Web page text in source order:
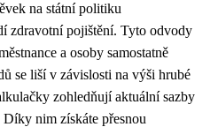
na státní politiku
zdravotní pojištění. Tyto odvody
a osoby samostatně
se liší v závislosti na výši hrubé
zohledňují aktuální sazby
nim získáte přesnou